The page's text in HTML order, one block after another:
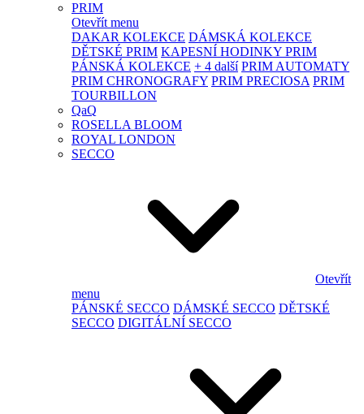
PRIM
Otevřít menu
DAKAR KOLEKCE DÁMSKÁ KOLEKCE
DĚTSKÉ PRIM KAPESNÍ HODINKY PRIM
PÁNSKÁ KOLEKCE + 4 další PRIM AUTOMATY
PRIM CHRONOGRAFY PRIM PRECIOSA PRIM
TOURBILLON
QaQ
ROSELLA BLOOM
ROYAL LONDON
SECCO
Otevřít
menu
PÁNSKÉ SECCO DÁMSKÉ SECCO DĚTSKÉ
SECCO DIGITÁLNÍ SECCO